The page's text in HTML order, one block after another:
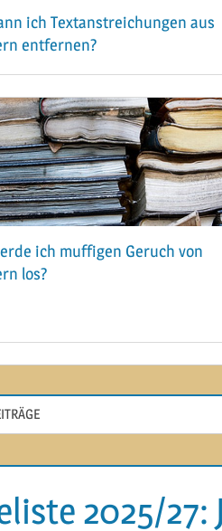
ich Textanstreichungen aus
entfernen?
ich muffigen Geruch von
los?
2025/